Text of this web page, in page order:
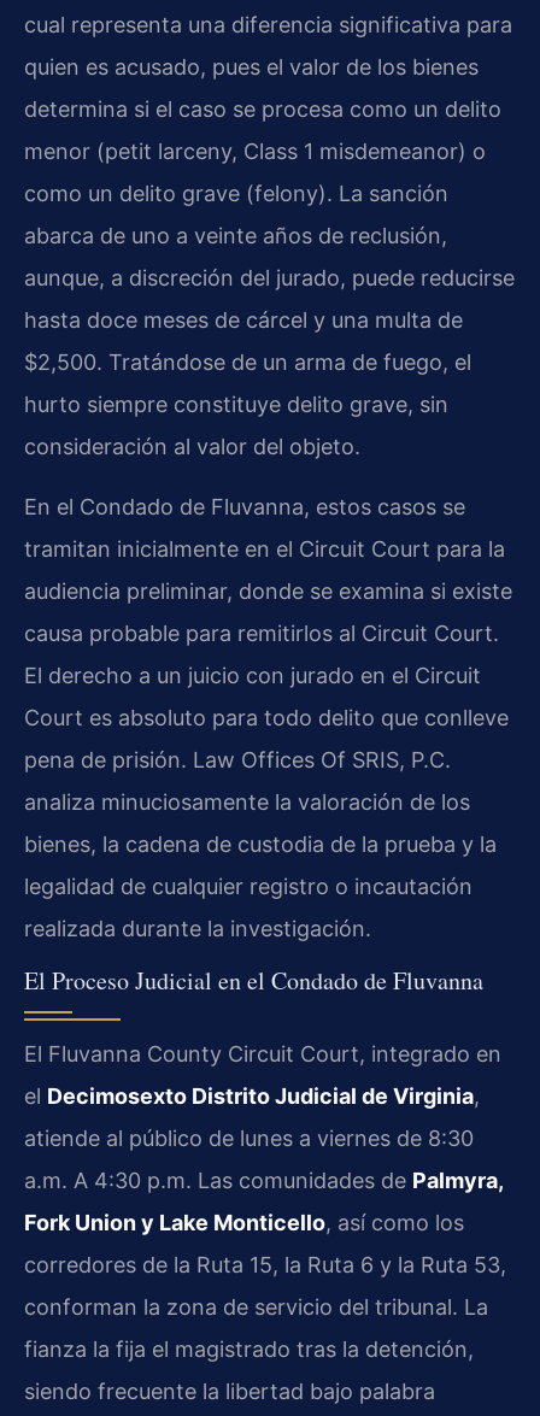
cual representa una diferencia significativa para
quien es acusado, pues el valor de los bienes
determina si el caso se procesa como un delito
menor (petit larceny, Class 1 misdemeanor) o
como un delito grave (felony). La sanción
abarca de uno a veinte años de reclusión,
aunque, a discreción del jurado, puede reducirse
hasta doce meses de cárcel y una multa de
$2,500. Tratándose de un arma de fuego, el
hurto siempre constituye delito grave, sin
consideración al valor del objeto.
En el Condado de Fluvanna, estos casos se
tramitan inicialmente en el Circuit Court para la
audiencia preliminar, donde se examina si existe
causa probable para remitirlos al Circuit Court.
El derecho a un juicio con jurado en el Circuit
Court es absoluto para todo delito que conlleve
pena de prisión. Law Offices Of SRIS, P.C.
analiza minuciosamente la valoración de los
bienes, la cadena de custodia de la prueba y la
legalidad de cualquier registro o incautación
realizada durante la investigación.
El Proceso Judicial en el Condado de Fluvanna
El Fluvanna County Circuit Court, integrado en
el Decimosexto Distrito Judicial de Virginia,
atiende al público de lunes a viernes de 8:30
a.m. A 4:30 p.m. Las comunidades de Palmyra,
Fork Union y Lake Monticello, así como los
corredores de la Ruta 15, la Ruta 6 y la Ruta 53,
conforman la zona de servicio del tribunal. La
fianza la fija el magistrado tras la detención,
siendo frecuente la libertad bajo palabra